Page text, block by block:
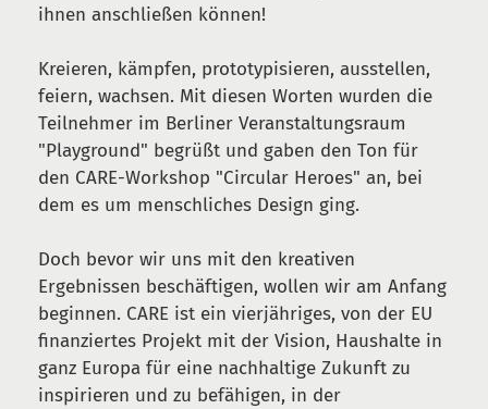
ihnen anschließen können!
Kreieren, kämpfen, prototypisieren, ausstellen,
feiern, wachsen. Mit diesen Worten wurden die
Teilnehmer im Berliner Veranstaltungsraum
"Playground" begrüßt und gaben den Ton für
den CARE-Workshop "Circular Heroes" an, bei
dem es um menschliches Design ging.
Doch bevor wir uns mit den kreativen
Ergebnissen beschäftigen, wollen wir am Anfang
beginnen. CARE ist ein vierjähriges, von der EU
finanziertes Projekt mit der Vision, Haushalte in
ganz Europa für eine nachhaltige Zukunft zu
inspirieren und zu befähigen, in der